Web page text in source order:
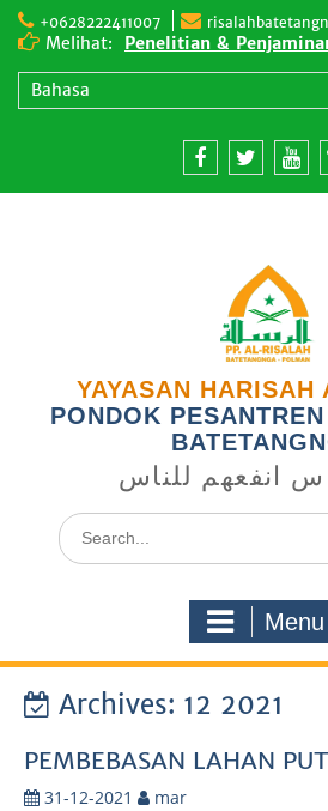
Skip
+0628222411007
Melihat:
Penelitian &
Lingkungan
Bahasa
Facebooktwitter
YAYASAN HARISAH
PONDOK
انفعهم للناس
Search
for:
Menu
Archives: 12 2021
PEMBEBASAN LAHAN
31-12-2021 mar